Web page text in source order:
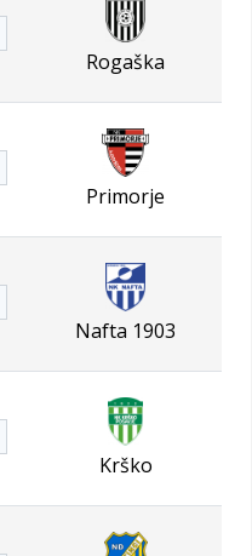
Rogaška
Primorje
Nafta 1903
Krško